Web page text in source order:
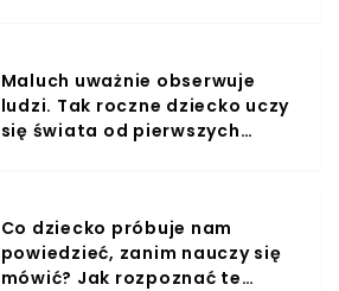
Maluch uważnie obserwuje
ludzi. Tak roczne dziecko uczy
się świata od pierwszych
Co dziecko próbuje nam
powiedzieć, zanim nauczy się
mówić? Jak rozpoznać te